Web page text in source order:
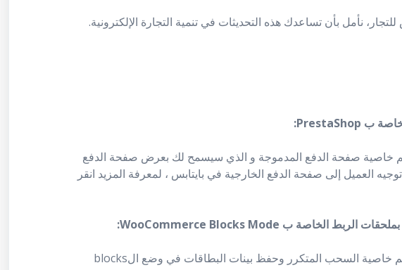
.تسرنا مشاركتكم التحديثات الأخيرة على منصة بيتابس للتجار، نأمل بأن تساعدك هذه التحديثات في تنمية التجارة الإلكترونية
خاصية صفحة الدفع المدموجة و الذي سيسمح لك بعرض صفحة الدفع
العميل إلى صفحة الدفع الخارجية في بايتابس ، لمعرفة المزيد انقر